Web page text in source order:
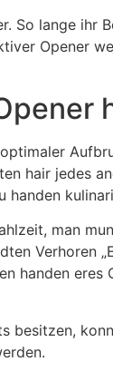
So lange ihr
Opener
hair jedes
man
Verhoren
handen
besitzen,